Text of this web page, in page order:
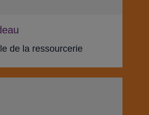
de la ressourcerie